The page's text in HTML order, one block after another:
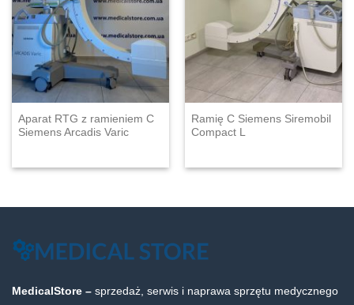
Aparat RTG z ramieniem C
Siemens Arcadis Varic
Ramię C Siemens Siremobil
Compact L
MedicalStore – sprzedaż, serwis i naprawa sprzętu medycznego